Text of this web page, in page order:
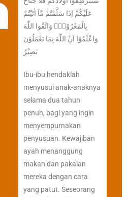
عَلَيْكُمْ اِذَا سَلَّمْتُمْ مَّآ اٰتَيْتُمْ
بِالْمَعْرُوْفِۗ وَاتَّقُوا اللّٰهَ
وَاعْلَمُوْٓا اَنَّ اللّٰهَ بِمَا تَعْمَلُوْنَ
بَصِيْرٌ
Ibu-ibu hendaklah
menyusui anak-anaknya
selama dua tahun
penuh, bagi yang ingin
menyempurnakan
penyusuan. Kewajiban
ayah menanggung
makan dan pakaian
mereka dengan cara
yang patut. Seseorang